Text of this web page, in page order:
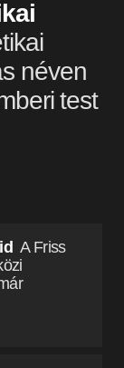
néven
test
A Friss